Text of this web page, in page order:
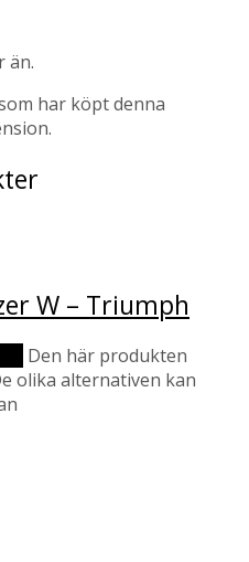
än.
har köpt denna
W – Triumph
Den här produkten
olika alternativen kan